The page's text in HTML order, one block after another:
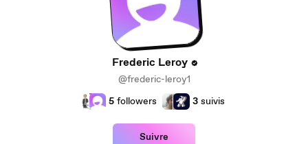
Frederic Leroy
@frederic-leroy1
5 followers 3 suivis
Suivre